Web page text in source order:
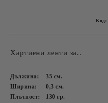
Код:
Хартиени ленти за..
Дължина: 35 см.
Ширина:
0,3см.
Плътност:
130гр.